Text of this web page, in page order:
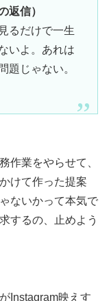
返信）
るだけで一生
いよ。あれは
題じゃない。
作業をやらせて、
けて作った提案
ないかって本気で
するの、止めよう
Instagram映えす